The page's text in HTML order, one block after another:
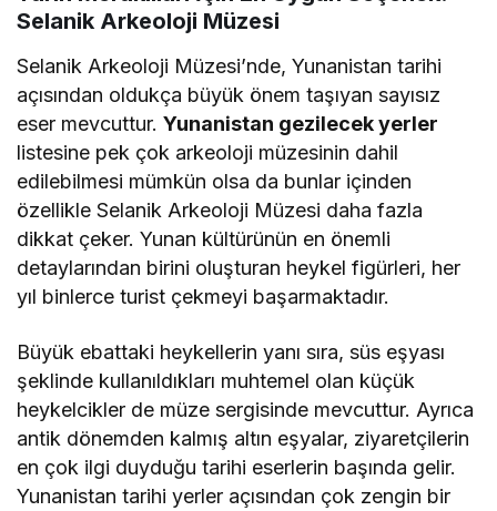
Selanik Arkeoloji Müzesi
Selanik Arkeoloji Müzesi’nde, Yunanistan tarihi
açısından oldukça büyük önem taşıyan sayısız
eser mevcuttur.Yunanistan gezilecek yerler
listesine pek çok arkeoloji müzesinin dahil
edilebilmesi mümkün olsa da bunlar içinden
özellikle Selanik Arkeoloji Müzesi daha fazla
dikkat çeker. Yunan kültürünün en önemli
detaylarından birini oluşturan heykel figürleri, her
yıl binlerce turist çekmeyi başarmaktadır.
Büyük ebattaki heykellerin yanı sıra, süs eşyası
şeklinde kullanıldıkları muhtemel olan küçük
heykelcikler de müze sergisinde mevcuttur. Ayrıca
antik dönemden kalmış altın eşyalar, ziyaretçilerin
en çok ilgi duyduğu tarihi eserlerin başında gelir.
Yunanistan tarihi yerler açısından çok zengin bir